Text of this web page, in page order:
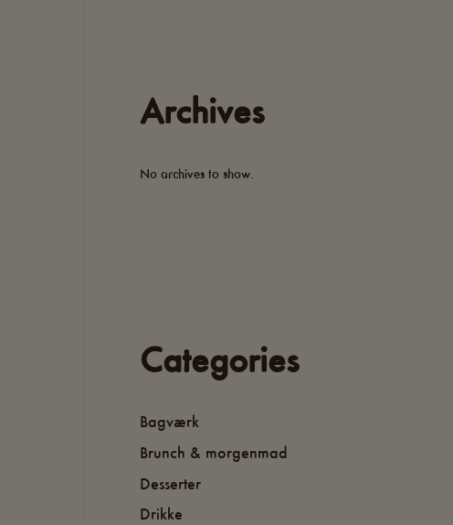
Archives
No archives to show.
Categories
Bagværk
Brunch & morgenmad
Desserter
Drikke